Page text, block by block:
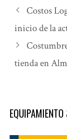
Costos
inicio de la
tienda en